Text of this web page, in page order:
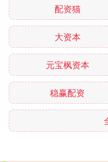
配资猫
大资本
元宝枫资本
稳赢配资